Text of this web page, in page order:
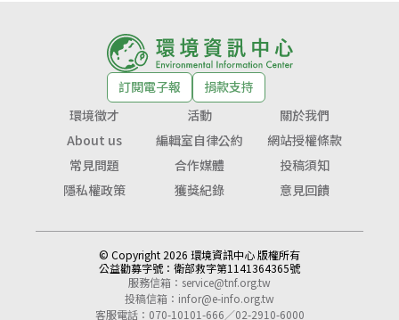
訂閱電子報
捐款支持
環境徵才
活動
關於我們
About us
編輯室自律公約
網站授權條款
常見問題
合作媒體
投稿須知
隱私權政策
獲獎紀錄 意見回饋
© Copyright 2026 環境資訊中心 版權所有
公益勸募字號： 衛部救字第1141364365號
服務信箱： service@tnf.org.tw
投稿信箱： infor@e-info.org.tw
客服電話：070-10101-666／02-2910-6000